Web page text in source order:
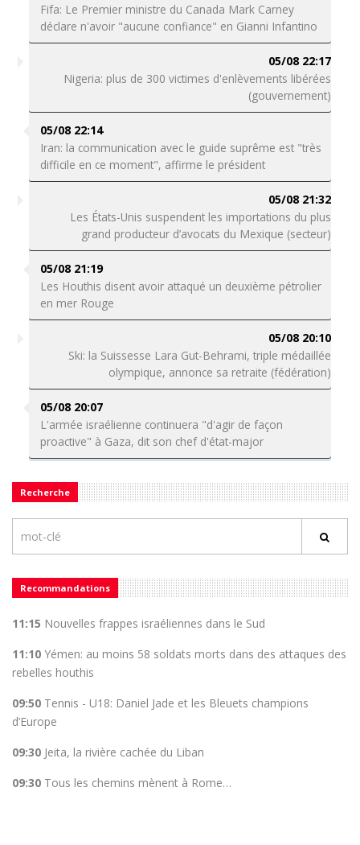
Fifa: Le Premier ministre du Canada Mark Carney
déclare n'avoir "aucune confiance" en Gianni Infantino
05/08 22:17
Nigeria: plus de 300 victimes d'enlèvements libérées
(gouvernement)
05/08 22:14
Iran: la communication avec le guide suprême est "très
difficile en ce moment", affirme le président
05/08 21:32
Les États-Unis suspendent les importations du plus
grand producteur d’avocats du Mexique (secteur)
05/08 21:19
Les Houthis disent avoir attaqué un deuxième pétrolier
en mer Rouge
05/08 20:10
Ski: la Suissesse Lara Gut-Behrami, triple médaillée
olympique, annonce sa retraite (fédération)
05/08 20:07
L'armée israélienne continuera "d'agir de façon
proactive" à Gaza, dit son chef d'état-major
Recherche
Recommandations
11:15 Nouvelles frappes israéliennes dans le Sud
11:10 Yémen: au moins 58 soldats morts dans des attaques des
rebelles houthis
09:50 Tennis - U18: Daniel Jade et les Bleuets champions
d’Europe
09:30 Jeita, la rivière cachée du Liban
09:30 Tous les chemins mènent à Rome…